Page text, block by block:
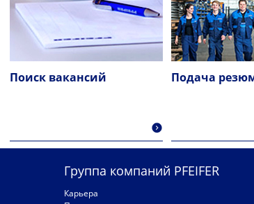
Поиск вакансий Подача
Группа компаний PFEIFER
Карьера